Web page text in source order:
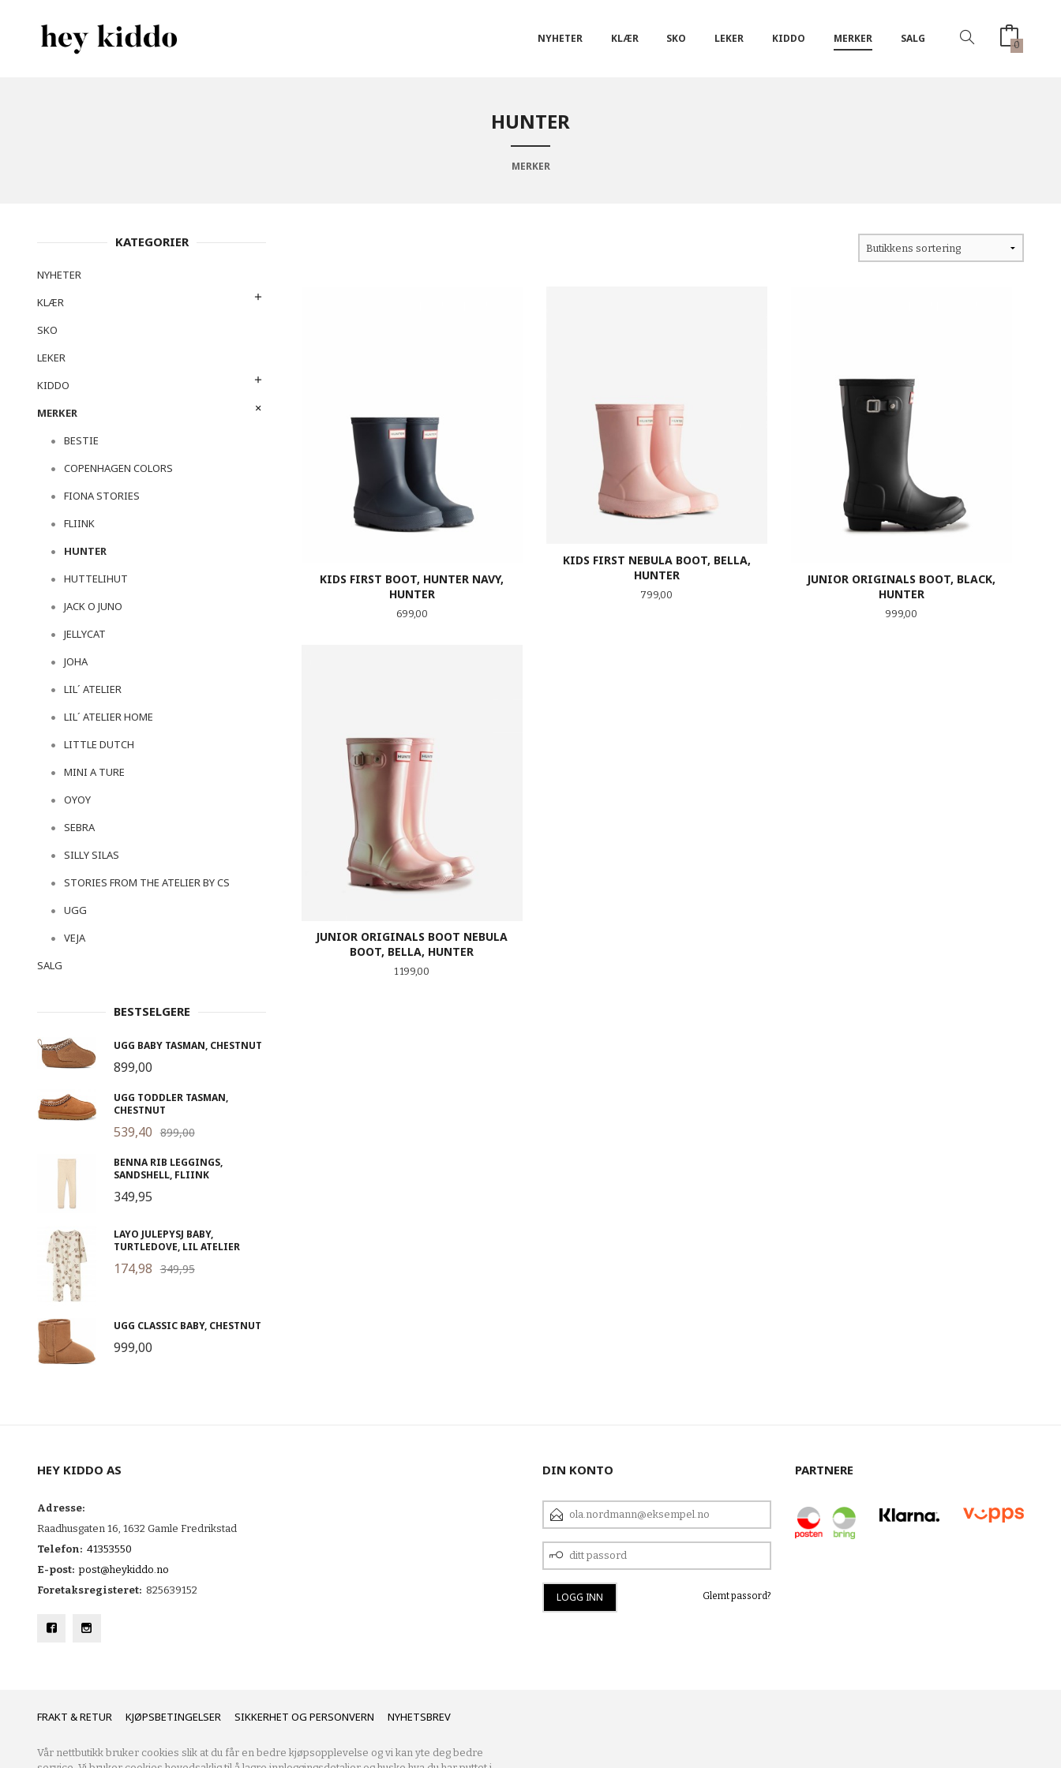
PRODUKTER
NYHETER KLÆR SKO LEKER KIDDO MERKER SALG 0
HUNTER
MERKER
KIDS FIRST BOOT, HUNTER NAVY,
HUNTER
Pris
699,00
KIDS FIRST NEBULA BOOT, BELLA,
HUNTER
Pris
799,00
JUNIOR ORIGINALS BOOT, BLACK,
HUNTER
Pris
999,00
JUNIOR ORIGINALS BOOT NEBULA
BOOT, BELLA, HUNTER
Pris
1 199,00
KATEGORIER
NYHETER
KLÆR
SKO
LEKER
KIDDO
MERKER
BESTIE
COPENHAGEN COLORS
FIONA STORIES
FLIINK
HUNTER
HUTTELIHUT
JACK O JUNO
JELLYCAT
JOHA
LIL´ ATELIER
LIL´ ATELIER HOME
LITTLE DUTCH
MINI A TURE
OYOY
SEBRA
SILLY SILAS
STORIES FROM THE ATELIER BY CS
UGG
VEJA
SALG
BESTSELGERE
UGG BABY TASMAN, CHESTNUT
899,00
UGG TODDLER TASMAN,
CHESTNUT
539,40 899,00
BENNA RIB LEGGINGS,
SANDSHELL, FLIINK
349,95
LAYO JULEPYSJ BABY,
TURTLEDOVE, LIL ATELIER
174,98 349,95
UGG CLASSIC BABY, CHESTNUT
999,00
HEY KIDDO AS
Adresse:
Raadhusgaten 16, 1632 Gamle Fredrikstad
Telefon: 41353550
E-post: post@heykiddo.no
Foretaksregisteret: 825639152
DIN KONTO
E-
POSTADRESSE
DITT
PASSORD
Glemt passord?
PARTNERE
FRAKT KJØPSBETINGELSER SIKKERHET OG PERSONVERN NYHETSBREV
Vår nettbutikk bruker cookies slik at du får en bedre kjøpsopplevelse og vi kan yte deg bedre